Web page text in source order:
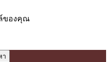
ของคุณ